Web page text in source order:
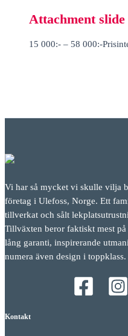
Attachment slide
15 000:- – 58 000:-
Vi har så mycket vi skulle vilja
företag i Ulefoss, Norge. Ett
tillverkat och sålt
Tillväxten beror faktiskt mest
lång garanti, inspirerande
numera även design i toppklass.
Kontakt